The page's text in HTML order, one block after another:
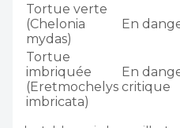
Tortue verte
(Chelonia
mydas)
En
Tortue
imbriquée
(Eretmochelys
imbricata)
En
critique